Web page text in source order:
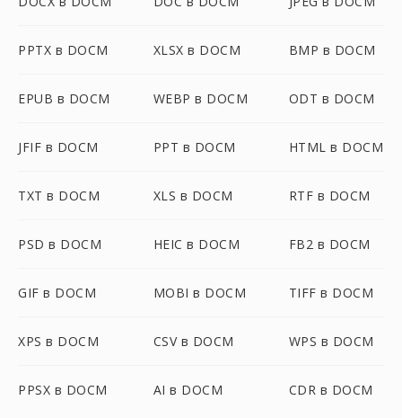
PPTX в DOCM XLSX в DOCM BMP в DOCM
EPUB в DOCM WEBP в DOCM ODT в DOCM
JFIF в DOCM PPT в DOCM HTML в DOCM
TXT в DOCM XLS в DOCM RTF в DOCM
PSD в DOCM HEIC в DOCM FB2 в DOCM
GIF в DOCM MOBI в DOCM TIFF в DOCM
XPS в DOCM CSV в DOCM WPS в DOCM
PPSX в DOCM AI в DOCM CDR в DOCM